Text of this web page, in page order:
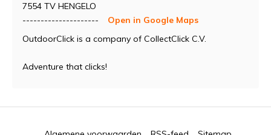
7554 TV HENGELO
---------------------
Open in Google Maps
OutdoorClick is a company of CollectClick C.V.
Adventure that clicks!